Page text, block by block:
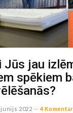
Jūs jau
spēkiem
junijs 2022 -- 4